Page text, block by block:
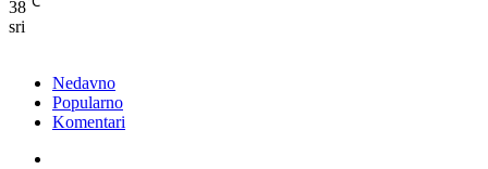
38
sri
Nedavno
Popularno
Komentari